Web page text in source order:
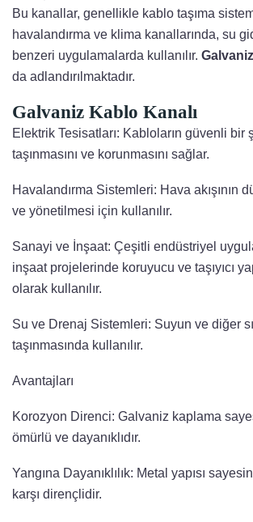
Bu kanallar, genellikle kablo taşıma
havalandırma ve klima kanallarında, su
benzeri uygulamalarda kullanılır.
da adlandırılmaktadır.
Galvaniz Kablo Kanalı
Elektrik Tesisatları: Kabloların güvenli bir
taşınmasını ve korunmasını sağlar.
Havalandırma Sistemleri: Hava akışının
ve yönetilmesi için kullanılır.
Sanayi ve İnşaat: Çeşitli endüstriyel
inşaat projelerinde koruyucu ve taşıyıcı
olarak kullanılır.
Su ve Drenaj Sistemleri: Suyun ve diğer
taşınmasında kullanılır.
Avantajları
Korozyon Direnci: Galvaniz kaplama
ömürlü ve dayanıklıdır.
Yangına Dayanıklılık: Metal yapısı
karşı dirençlidir.